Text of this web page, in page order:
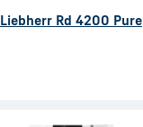
Liebherr Rd 4200 Pure